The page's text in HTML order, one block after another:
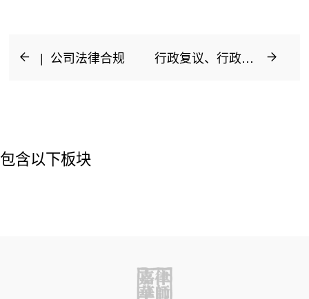
| 公司法律合规 行政复议、行政诉讼、国家赔偿 |
包含以下板块